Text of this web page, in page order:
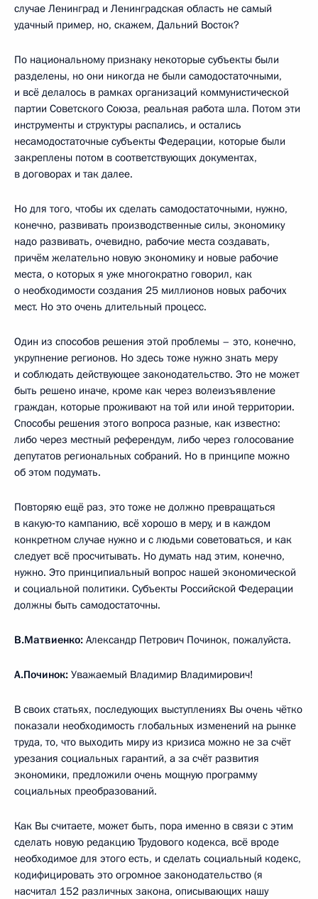
случае Ленинград и Ленинградская область не самый
удачный пример, но, скажем, Дальний Восток?
По национальному признаку некоторые субъекты были
разделены, но они никогда не были самодостаточными,
и всё делалось в рамках организаций коммунистической
партии Советского Союза, реальная работа шла. Потом эти
инструменты и структуры распались, и остались
несамодостаточные субъекты Федерации, которые были
закреплены потом в соответствующих документах,
в договорах и так далее.
Но для того, чтобы их сделать самодостаточными, нужно,
конечно, развивать производственные силы, экономику
надо развивать, очевидно, рабочие места создавать,
причём желательно новую экономику и новые рабочие
места, о которых я уже многократно говорил, как
о необходимости создания 25 миллионов новых рабочих
мест. Но это очень длительный процесс.
Один из способов решения этой проблемы – это, конечно,
укрупнение регионов. Но здесь тоже нужно знать меру
и соблюдать действующее законодательство. Это не может
быть решено иначе, кроме как через волеизъявление
граждан, которые проживают на той или иной территории.
Способы решения этого вопроса разные, как известно:
либо через местный референдум, либо через голосование
депутатов региональных собраний. Но в принципе можно
об этом подумать.
Повторяю ещё раз, это тоже не должно превращаться
в какую‑то кампанию, всё хорошо в меру, и в каждом
конкретном случае нужно и с людьми советоваться, и как
следует всё просчитывать. Но думать над этим, конечно,
нужно. Это принципиальный вопрос нашей экономической
и социальной политики. Субъекты Российской Федерации
должны быть самодостаточны.
В.Матвиенко: Александр Петрович Починок, пожалуйста.
А.Починок: Уважаемый Владимир Владимирович!
В своих статьях, последующих выступлениях Вы очень чётко
показали необходимость глобальных изменений на рынке
труда, то, что выходить миру из кризиса можно не за счёт
урезания социальных гарантий, а за счёт развития
экономики, предложили очень мощную программу
социальных преобразований.
Как Вы считаете, может быть, пора именно в связи с этим
сделать новую редакцию Трудового кодекса, всё вроде
необходимое для этого есть, и сделать социальный кодекс,
кодифицировать это огромное законодательство (я
насчитал 152 различных закона, описывающих нашу